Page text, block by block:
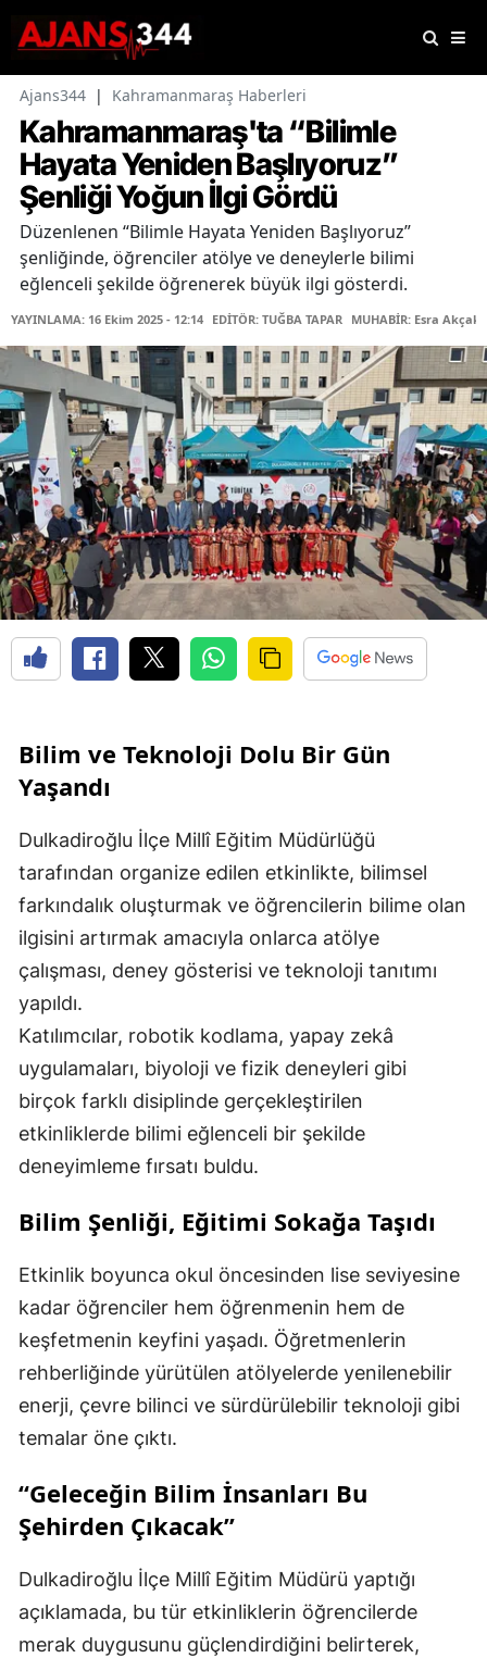
Ajans344 | Kahramanmaraş Haberleri
Kahramanmaraş'ta “Bilimle
Hayata Yeniden Başlıyoruz”
Şenliği Yoğun İlgi Gördü
Düzenlenen “Bilimle Hayata Yeniden Başlıyoruz”
şenliğinde, öğrenciler atölye ve deneylerle bilimi
eğlenceli şekilde öğrenerek büyük ilgi gösterdi.
YAYINLAMA: 16 Ekim 2025 - 12:14 EDİTÖR: TUĞBA TAPAR MUHABİR: Esra
Bilim ve Teknoloji Dolu Bir Gün
Yaşandı
Dulkadiroğlu İlçe Millî Eğitim Müdürlüğü
tarafından organize edilen etkinlikte, bilimsel
farkındalık oluşturmak ve öğrencilerin bilime olan
ilgisini artırmak amacıyla onlarca atölye
çalışması, deney gösterisi ve teknoloji tanıtımı
yapıldı.
Katılımcılar, robotik kodlama, yapay zekâ
uygulamaları, biyoloji ve fizik deneyleri gibi
birçok farklı disiplinde gerçekleştirilen
etkinliklerde bilimi eğlenceli bir şekilde
deneyimleme fırsatı buldu.
Bilim Şenliği, Eğitimi Sokağa Taşıdı
Etkinlik boyunca okul öncesinden lise seviyesine
kadar öğrenciler hem öğrenmenin hem de
keşfetmenin keyfini yaşadı. Öğretmenlerin
rehberliğinde yürütülen atölyelerde yenilenebilir
enerji, çevre bilinci ve sürdürülebilir teknoloji gibi
temalar öne çıktı.
“Geleceğin Bilim İnsanları Bu
Şehirden Çıkacak”
Dulkadiroğlu İlçe Millî Eğitim Müdürü yaptığı
açıklamada, bu tür etkinliklerin öğrencilerde
merak duygusunu güçlendirdiğini belirterek,